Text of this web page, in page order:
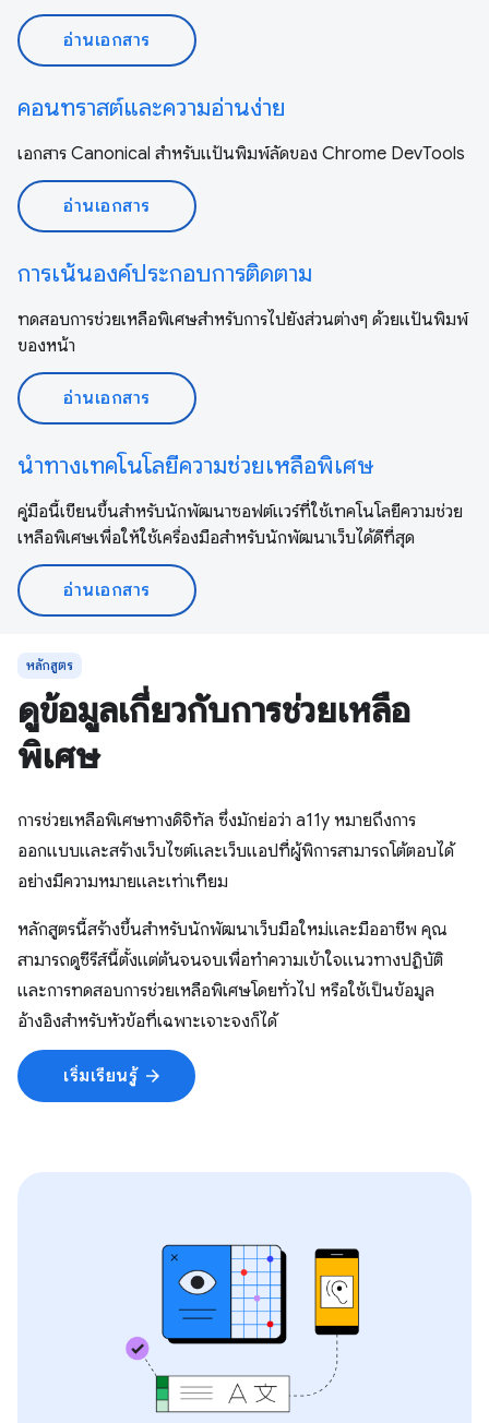
อ่านเอกสาร
คอนทราสต์และความอ่านง่าย
เอกสาร Canonical สำหรับแป้นพิมพ์ลัดของ Chrome DevTools
อ่านเอกสาร
การเน้นองค์ประกอบการติดตาม
ทดสอบการช่วยเหลือพิเศษสำหรับการไปยังส่วนต่างๆ ด้วยแป้นพิมพ์
ของหน้า
อ่านเอกสาร
นำทางเทคโนโลยีความช่วยเหลือพิเศษ
คู่มือนี้เขียนขึ้นสำหรับนักพัฒนาซอฟต์แวร์ที่ใช้เทคโนโลยีความช่วย
เหลือพิเศษเพื่อให้ใช้เครื่องมือสำหรับนักพัฒนาเว็บได้ดีที่สุด
อ่านเอกสาร
หลักสูตร
ดูข้อมูลเกี่ยวกับการช่วยเหลือ
พิเศษ
การช่วยเหลือพิเศษทางดิจิทัล ซึ่งมักย่อว่า a11y หมายถึงการ
ออกแบบและสร้างเว็บไซต์และเว็บแอปที่ผู้พิการสามารถโต้ตอบได้
อย่างมีความหมายและเท่าเทียม
หลักสูตรนี้สร้างขึ้นสำหรับนักพัฒนาเว็บมือใหม่และมืออาชีพ คุณ
สามารถดูซีรีส์นี้ตั้งแต่ต้นจนจบเพื่อทำความเข้าใจแนวทางปฏิบัติ
และการทดสอบการช่วยเหลือพิเศษโดยทั่วไป หรือใช้เป็นข้อมูล
อ้างอิงสำหรับหัวข้อที่เฉพาะเจาะจงก็ได้
เริ่มเรียนรู้ arrow_forward